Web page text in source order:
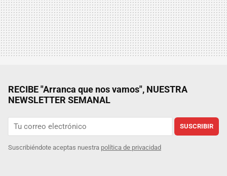
RECIBE "Arranca que nos vamos", NUESTRA
NEWSLETTER SEMANAL
SUSCRIBIR
Suscribiéndote aceptas nuestra política de privacidad